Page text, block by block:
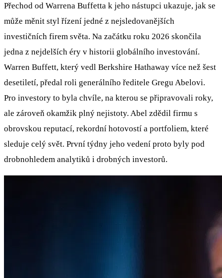
Přechod od Warrena Buffetta k jeho nástupci ukazuje, jak se
může měnit styl řízení jedné z nejsledovanějších
investičních firem světa. Na začátku roku 2026 skončila
jedna z nejdelších éry v historii globálního investování.
Warren Buffett, který vedl Berkshire Hathaway více než šest
desetiletí, předal roli generálního ředitele Gregu Abelovi.
Pro investory to byla chvíle, na kterou se připravovali roky,
ale zároveň okamžik plný nejistoty. Abel zdědil firmu s
obrovskou reputací, rekordní hotovostí a portfoliem, které
sleduje celý svět. První týdny jeho vedení proto byly pod
drobnohledem analytiků i drobných investorů.